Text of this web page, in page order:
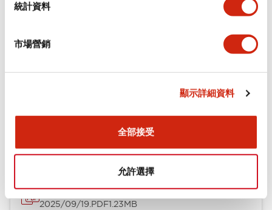
統計資料
市場營銷
顯示詳細資料
全部接受
允許選擇
Flush Silhouette LW系列 控制元件 (英文版)
2025/09/19.PDF1.23MB